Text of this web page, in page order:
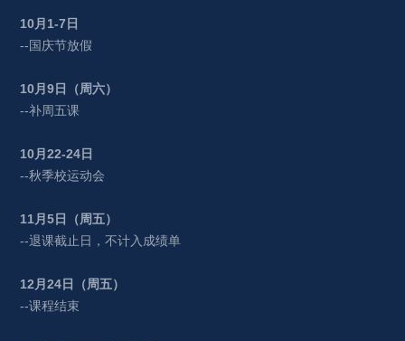
10月 1-7日
--国庆节放假
10月9日（周六）
--补周五课
10月22-24日
--秋季校运动会
11 月5日（周五）
--退课截止日，不计入成绩单
12 月24日（周五）
--课程结束